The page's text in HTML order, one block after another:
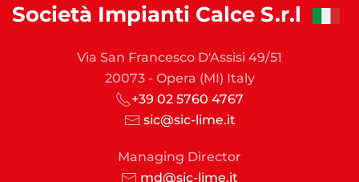
Società Impianti Calce S.r.l
Via San Francesco D'Assisi 49/51
20073 - Opera (MI) Italy
+39 02 5760 4767
sic@sic-lime.it
Managing Director
md@sic-lime.it